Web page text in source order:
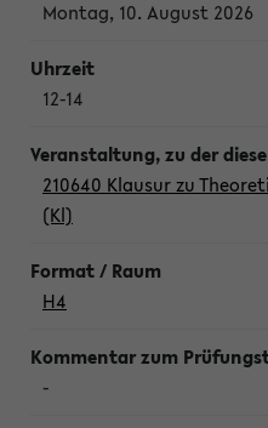
Montag, 10. August 2026
12-14
210640 Klausur zu
(Kl)
H4
-